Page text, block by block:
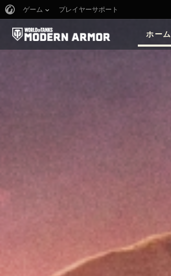
ゲーム プレイヤーサポート
ホーム